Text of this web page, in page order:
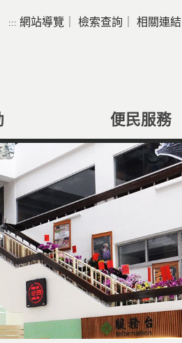
::: 網站導覽 檢索查詢 相關連結
便民服務